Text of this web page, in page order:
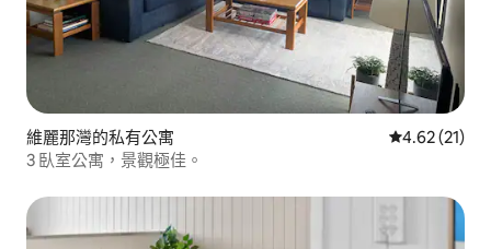
維麗那灣的私有公寓 從 21 則評價
4.62 (21)
3 臥室公寓，景觀極佳。